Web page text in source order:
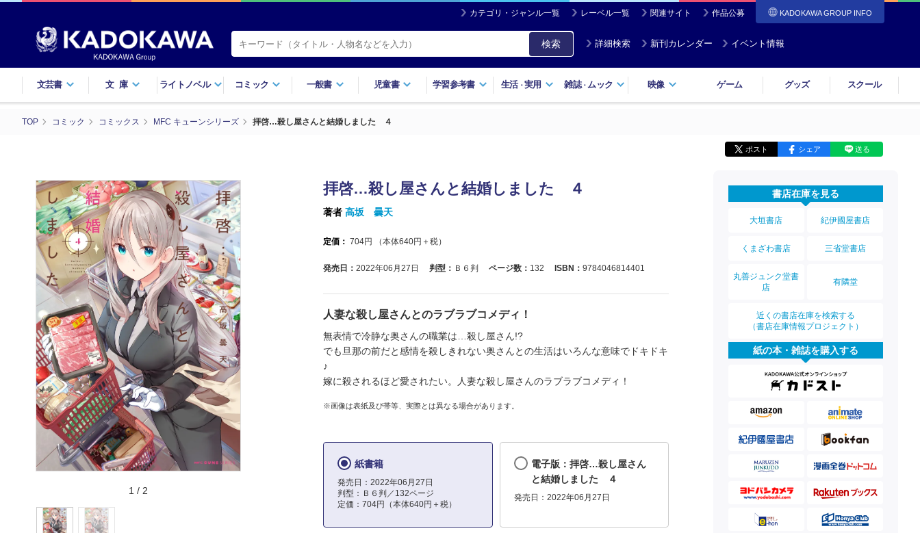
カテゴリ・ジャンル一覧 レーベル一覧 関連サイト 作品公募 KADOKAWA GROUP INFO
検索 詳細検索 新刊カレンダー イベント情報
文芸書 文庫 ライトノベル コミック 一般書 児童書 学習参考書 生活・実用 雑誌・ ムック 映像 ゲーム グッズ スクール
TOP コミック コミックス MFC キューンシリーズ 拝啓…殺し屋さんと結婚しました ４
ポスト シェア 送る
1 / 2
拝啓…殺し屋さんと結婚しました ４
著者 高坂 曇天
定価： 704円 （本体640円＋税）
発売日： 2022年06月27日 判型： Ｂ６判 ページ数： 132 ISBN： 9784046814401
人妻な殺し屋さんとのラブラブコメディ！
無表情で冷静な奥さんの職業は…殺し屋さん!?
でも旦那の前だと感情を殺しきれない奥さんとの生活はいろんな意味でドキドキ
♪
嫁に殺されるほど愛されたい。人妻な殺し屋さんのラブラブコメディ！
※画像は表紙及び帯等、実際とは異なる場合があります。
紙書籍
発売日：2022年06月27日
判型：Ｂ６判／132ページ
定価：704円（本体640円＋税）
電子版：拝啓…殺し屋さん
と結婚しました ４
発売日：2022年06月27日
書店在庫を見る
大垣書店 紀伊國屋書店
くまざわ書店 三省堂書店
丸善ジュンク堂書
店
有隣堂
近くの書店在庫を検索する
（書店在庫情報プロジェクト）
紙の本・雑誌を購入する